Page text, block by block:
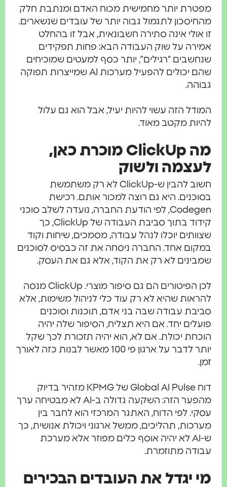
מפטרת יותר מחמישית מכוח האדם ומנתבת חלק
מהחיסכון לתגמול גבוה יותר של עובדים שנשארים.
זו אולי אינה סתירה חשבונאית, אבל זו בהחלט
אמירה על שוק העבודה הבא: פחות תפקידים
שנחשבים “רגילים”, יותר כסף למעטים שמוכיחים
שהם יכולים להפעיל מערכות AI שמייצרות תפוקה
גבוהה.
המודל הזה עשוי להיות יעיל, אבל הוא גם עלול
להיות מקטב מאוד.
מה ClickUp מוכרת כאן,
לעצמה ולשוק
חשוב להבין ש-ClickUp לא רק משתמשת
בסוכנים. היא גם רוצה למכור אותם. רכישת
Codegen, לפי הודעת החברה, נועדה לשלב סוכני
קידוד בתוך סביבת העבודה של ClickUp, כך
שצוותים יוכלו לנהל עבודה, מסמכים, שיחות וקוד
במקום אחד. החברה ניסחה את זה כבסיס לסוכנים
שמבינים לא רק את הקוד, אלא גם את העסק.
לכן הפיטורים הם גם סיפור מוצרי. ClickUp מנסה
להראות שהיא לא רק עוד כלי לניהול משימות, אלא
סביבת עבודה שבה בני אדם, תוכנות וסוכנים
פועלים יחד. אם היא תצליח, הסיפור שלה יהיה
הוכחת יכולת. אם לא, הוא יהיה תזכורת לכך שקל
יותר לדבר על ארגון פי 100 מאשר לבנות כזה לאורך
זמן.
דוח Global AI Pulse של KPMG מזהיר בדיוק
מהפער הזה: השקעה גדולה ב-AI לא מבטיחה ערך
עסקי. לפי הדוח, האתגר המרכזי הוא לחבר בין
מערכות, תהליכים, ממשל ארגוני ויכולת אנושית, כך
ש-AI לא יהיה אוסף כלים מפוזר אלא מערכת
עבודה מתוזמרת.
מי יגדל את העובדים הבכירים